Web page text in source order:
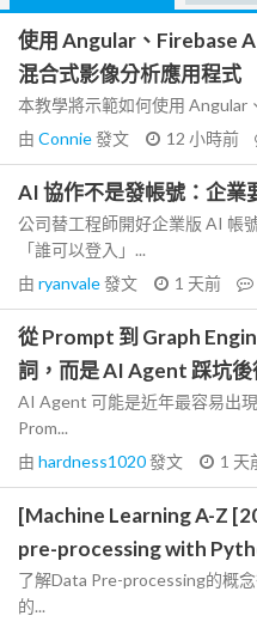
使用 Angular、Firebase
混合式影像分析應用程式
本教學將示範如何使用 Angular
由 Connie發文 12 小時前
AI 協作不是發帳號：企業
公司替工程師開好企業版 AI 帳
「誰可以登入」...
由 ryanvale發文 1 天前
從 Prompt 到 Graph
詞，而是 AI Agent 踩坑
AI Agent 可能是近年最容易出
Prom...
由 hardness1020發文 1 天
[Machine Learning A-Z
pre-processing with
了解Data Pre-processing的概
的...